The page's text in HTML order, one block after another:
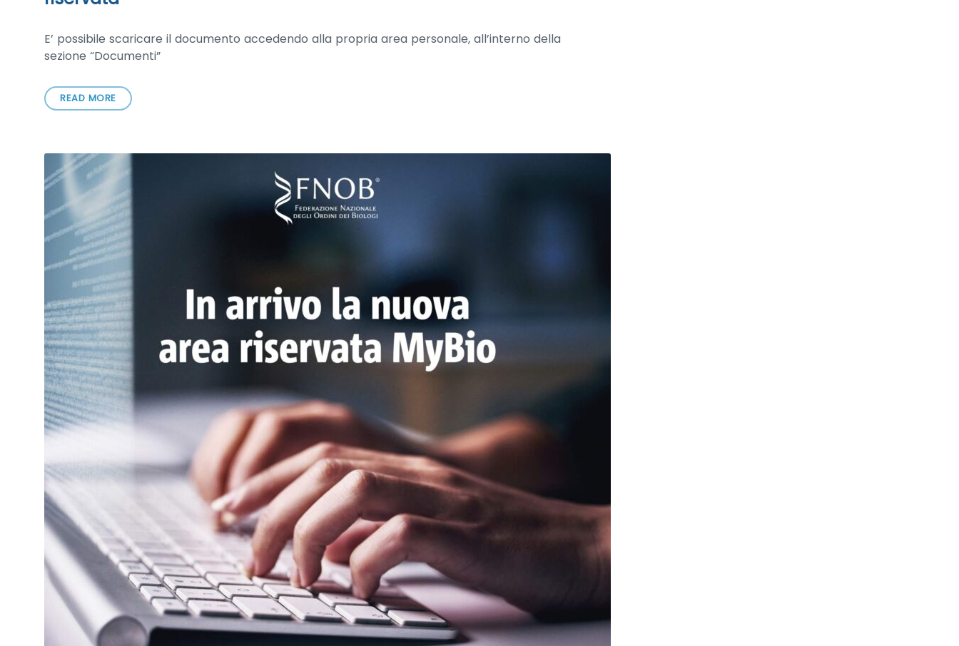
E’ possibile scaricare il documento accedendo alla propria area personale, all’interno della
sezione “Documenti”
READ MORE